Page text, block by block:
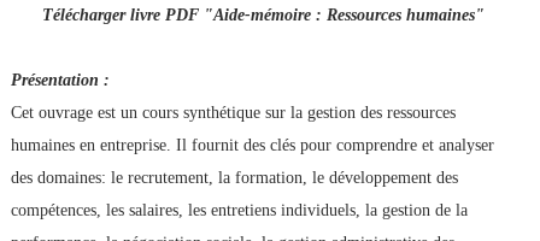
Télécharger livre PDF "Aide-mémoire : Ressources humaines"
Présentation :
Cet ouvrage est un cours synthétique sur la gestion des ressources
humaines en entreprise. Il fournit des clés pour comprendre et analyser
des domaines: le recrutement, la formation, le développement des
compétences, les salaires, les entretiens individuels, la gestion de la